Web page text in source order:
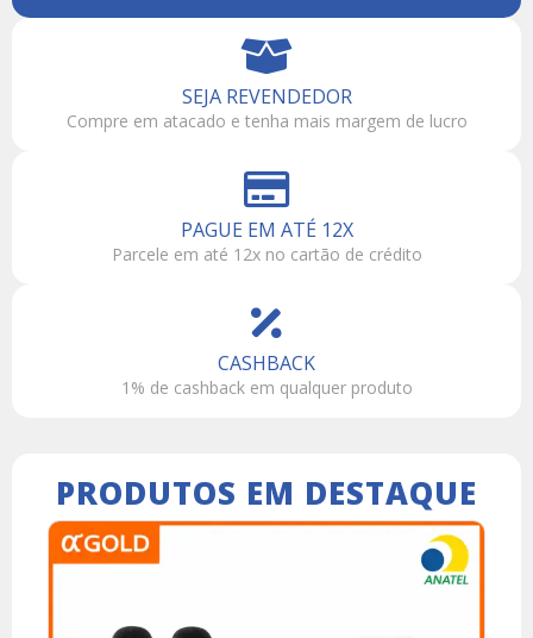
SEJA REVENDEDOR
Compre em atacado e tenha mais margem de lucro
PAGUE EM ATÉ 12X
Parcele em até 12x no cartão de crédito
CASHBACK
1% de cashback em qualquer produto
PRODUTOS EM DESTAQUE